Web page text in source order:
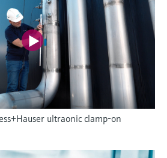
ultraonic clamp-on